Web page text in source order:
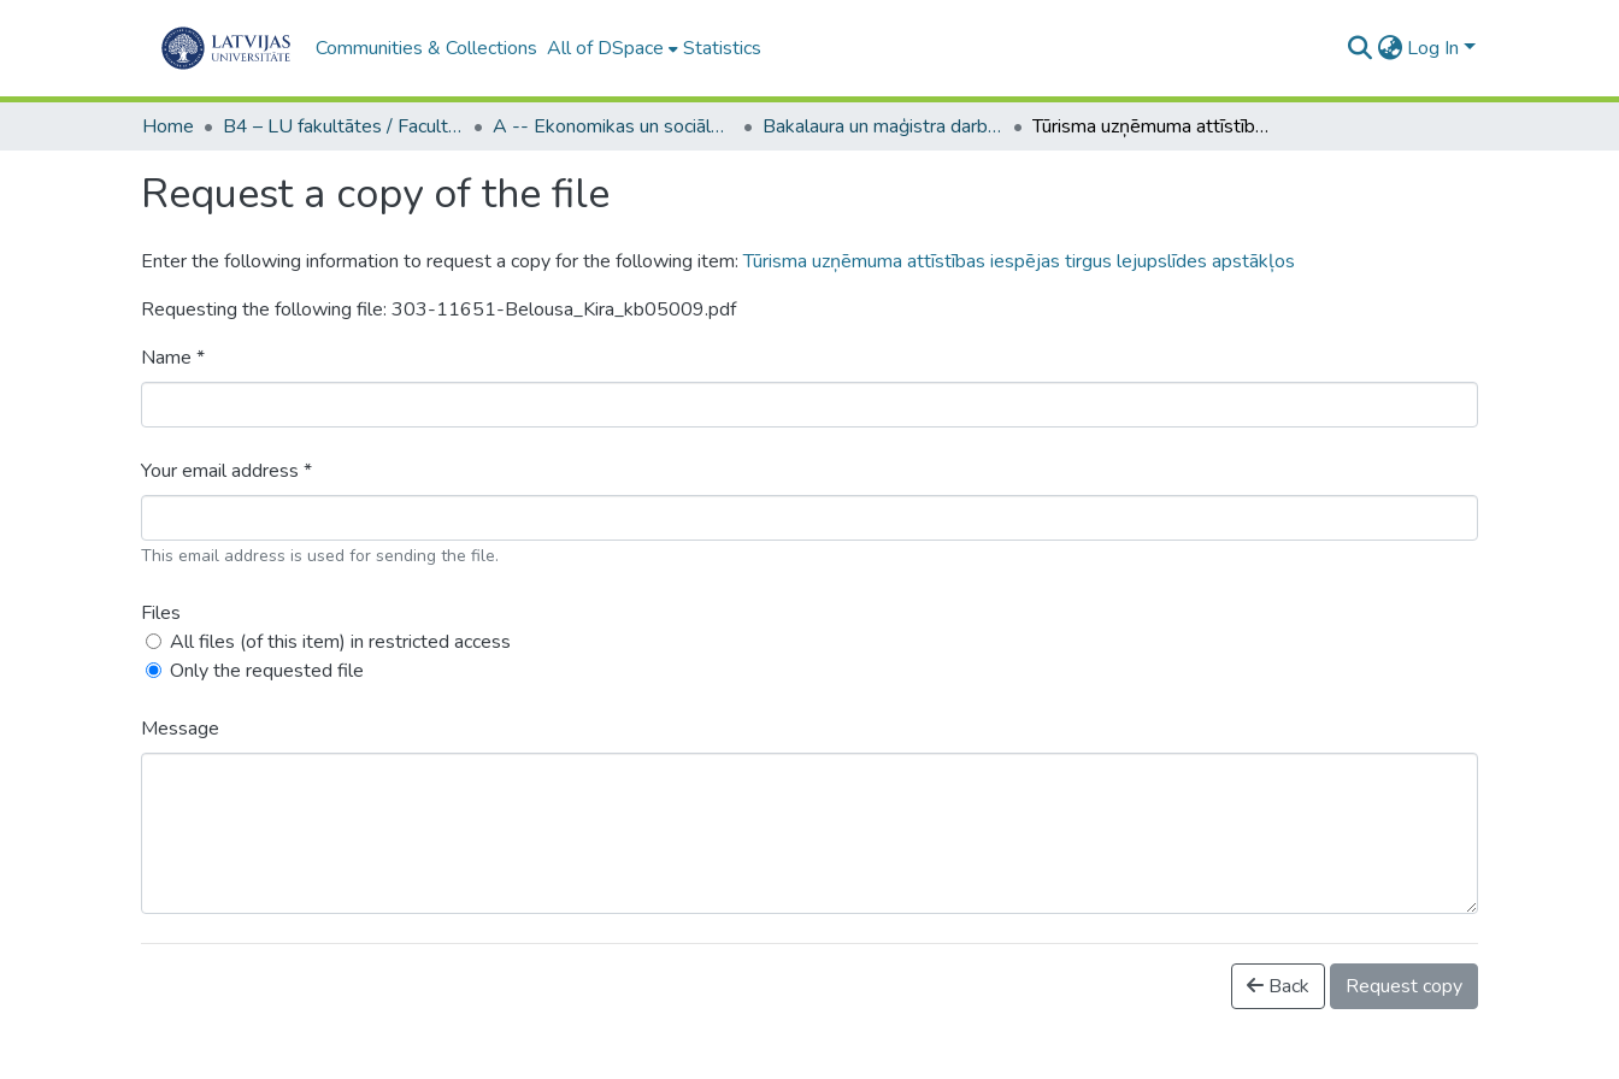
Communities & Collections All of DSpace Statistics Log In
Home B4 – LU fakultātes / Faculties of the UL A -- Ekonomikas un sociālo zinātņu fakultāte / Faculty of Economics and Social Sciences Bakalaura un maģistra darbi (ESZF) / Bachelor's and Master's theses Tūrisma uzņēmuma attīstības iespējas tirgus lejupslīdes apstākļos
Request a copy of the file
Enter the following information to request a copy for the following item:Tūrisma uzņēmuma attīstības iespējas tirgus lejupslīdes apstākļos
Requesting the following file: 303-11651-Belousa_Kira_kb05009.pdf
Name *
Your email address *
This email address is used for sending the file.
Files
All files (of this item) in restricted access
Only the requested file
Message
Back Request copy